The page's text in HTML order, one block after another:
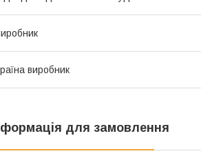
виробник
для замовлення